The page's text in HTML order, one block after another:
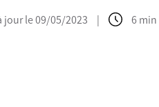
jour le 09/05/2023 6